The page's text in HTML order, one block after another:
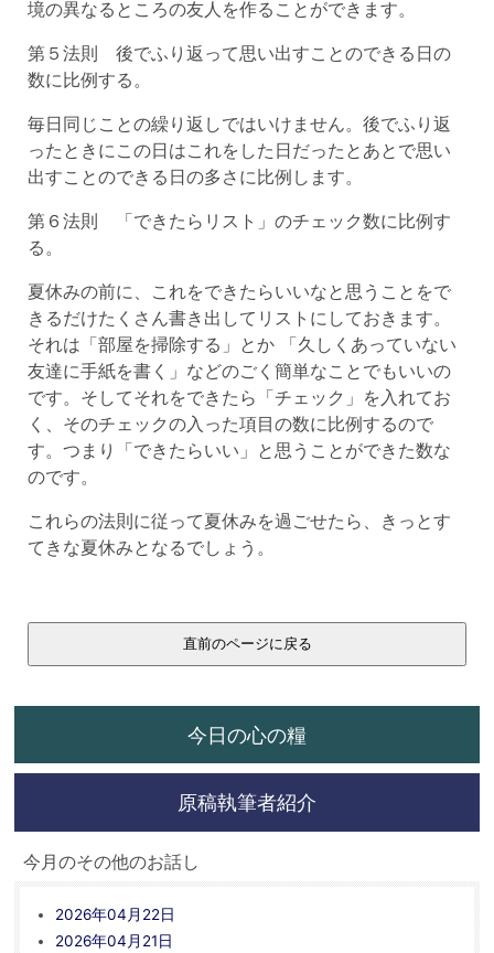
境の異なるところの友人を作ることができます。
第５法則 後でふり返って思い出すことのできる日の
数に比例する。
毎日同じことの繰り返しではいけません。後でふり返
ったときにこの日はこれをした日だったとあとで思い
出すことのできる日の多さに比例します。
第６法則 「できたらリスト」のチェック数に比例す
る。
夏休みの前に、これをできたらいいなと思うことをで
きるだけたくさん書き出してリストにしておきます。
それは「部屋を掃除する」とか 「久しくあっていない
友達に手紙を書く」などのごく簡単なことでもいいの
です。そしてそれをできたら「チェック」を入れてお
く、そのチェックの入った項目の数に比例するので
す。つまり「できたらいい」と思うことができた数な
のです。
これらの法則に従って夏休みを過ごせたら、きっとす
てきな夏休みとなるでしょう。
今日の心の糧
原稿執筆者紹介
今月のその他のお話し
2026年04月22日
2026年04月21日